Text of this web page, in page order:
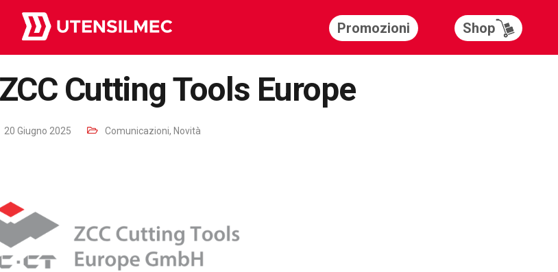
Promozioni Shop
Cutting Tools Europe
20 Giugno 2025 Comunicazioni, Novità